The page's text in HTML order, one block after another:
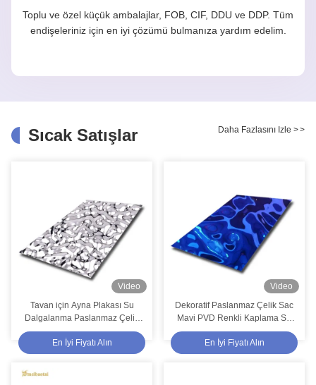
Toplu ve özel küçük ambalajlar, FOB, CIF, DDU ve DDP. Tüm
endişeleriniz için en iyi çözümü bulmanıza yardım edelim.
Sıcak Satışlar Daha Fazlasını Izle >>
Video
Tavan için Ayna Plakası Su
Dalgalanma Paslanmaz Çelik
Levha
En İyi Fiyatı Alın
Video
Dekoratif Paslanmaz Çelik Sac
Mavi PVD Renkli Kaplama Su
Dalgalanması
En İyi Fiyatı Alın